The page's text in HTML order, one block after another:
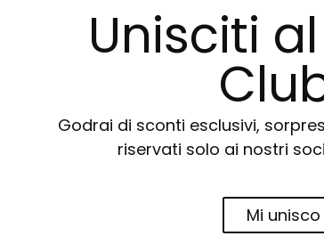
Unisciti
Godrai di sconti esclusivi,
riservati solo ai nostri
Mi unisco